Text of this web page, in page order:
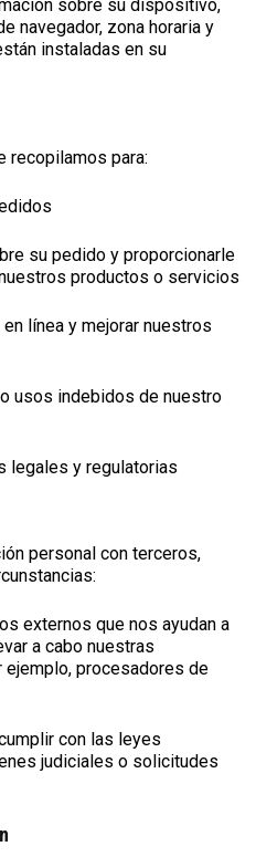
sobre su dispositivo,
navegador, zona horaria y
instaladas en su
recopilamos para:
su pedido y proporcionarle
productos o servicios
línea y mejorar nuestros
usos indebidos de nuestro
legales y regulatorias
personal con terceros,
externos que nos ayudan a
a cabo nuestras
procesadores de
con las leyes
judiciales o solicitudes